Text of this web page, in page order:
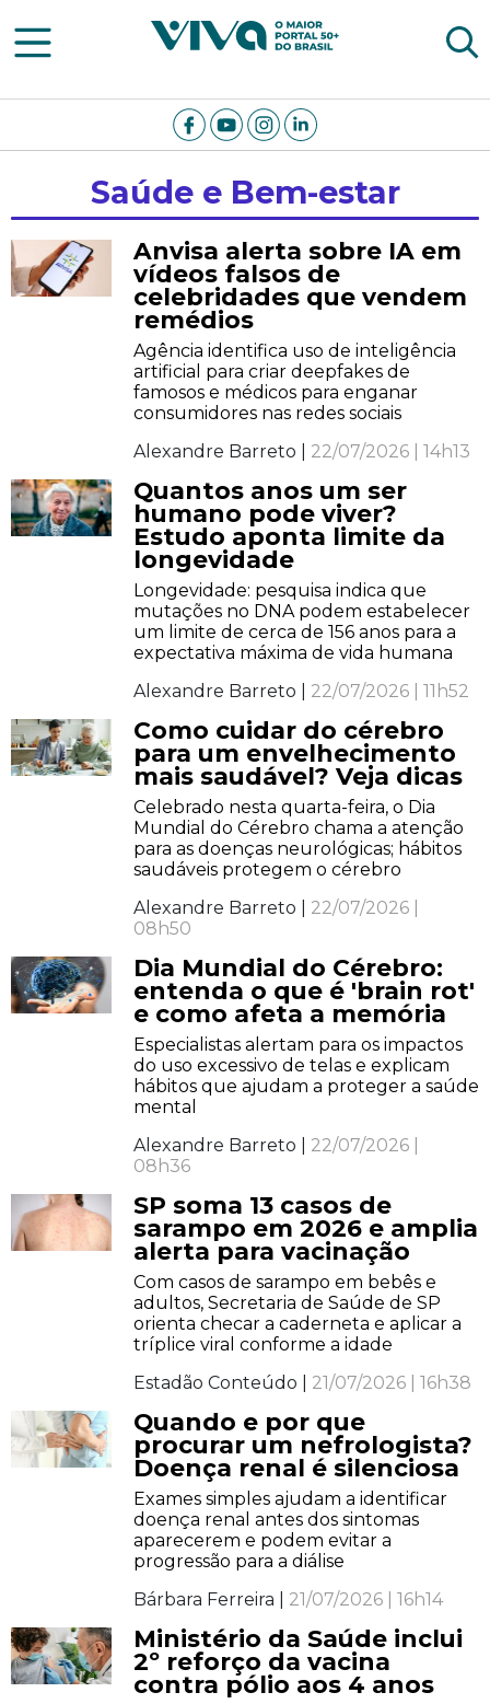
Viva Notícias
Saúde e Bem-estar
Anvisa alerta sobre IA em
vídeos falsos de
celebridades que vendem
remédios
Agência identifica uso de inteligência
artificial para criar deepfakes de
famosos e médicos para enganar
consumidores nas redes sociais
Alexandre Barreto | 22/07/2026 | 14h13
Quantos anos um ser
humano pode viver?
Estudo aponta limite da
longevidade
Longevidade: pesquisa indica que
mutações no DNA podem estabelecer
um limite de cerca de 156 anos para a
expectativa máxima de vida humana
Alexandre Barreto | 22/07/2026 | 11h52
Como cuidar do cérebro
para um envelhecimento
mais saudável? Veja dicas
Celebrado nesta quarta-feira, o Dia
Mundial do Cérebro chama a atenção
para as doenças neurológicas; hábitos
saudáveis protegem o cérebro
Alexandre Barreto | 22/07/2026 |
08h50
Dia Mundial do Cérebro:
entenda o que é 'brain rot'
e como afeta a memória
Especialistas alertam para os impactos
do uso excessivo de telas e explicam
hábitos que ajudam a proteger a saúde
mental
Alexandre Barreto | 22/07/2026 |
08h36
SP soma 13 casos de
sarampo em 2026 e amplia
alerta para vacinação
Com casos de sarampo em bebês e
adultos, Secretaria de Saúde de SP
orienta checar a caderneta e aplicar a
tríplice viral conforme a idade
Estadão Conteúdo | 21/07/2026 | 16h38
Quando e por que
procurar um nefrologista?
Doença renal é silenciosa
Exames simples ajudam a identificar
doença renal antes dos sintomas
aparecerem e podem evitar a
progressão para a diálise
Bárbara Ferreira | 21/07/2026 | 16h14
Ministério da Saúde inclui
2º reforço da vacina
contra pólio aos 4 anos